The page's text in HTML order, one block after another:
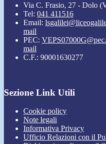
Via C. Frasio, 27 - Dolo
Tel: 041 411516
Email:
mail
PEC:
mail
C.F.: 90001630277
Sezione Link Utili
Cookie policy
Note legali
Informativa Privacy
Ufficio Relazioni con il